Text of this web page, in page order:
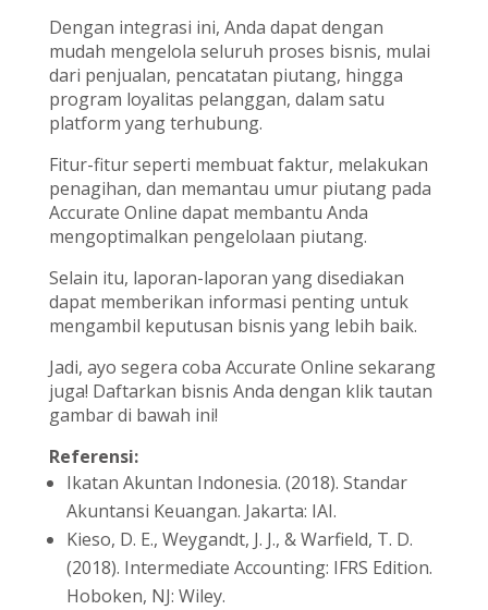
Dengan integrasi ini, Anda dapat dengan
mudah mengelola seluruh proses bisnis, mulai
dari penjualan, pencatatan piutang, hingga
program loyalitas pelanggan, dalam satu
platform yang terhubung.
Fitur-fitur seperti membuat faktur, melakukan
penagihan, dan memantau umur piutang pada
Accurate Online dapat membantu Anda
mengoptimalkan pengelolaan piutang.
Selain itu, laporan-laporan yang disediakan
dapat memberikan informasi penting untuk
mengambil keputusan bisnis yang lebih baik.
Jadi, ayo segera coba Accurate Online sekarang
juga! Daftarkan bisnis Anda dengan klik tautan
gambar di bawah ini!
Referensi:
Ikatan Akuntan Indonesia. (2018). Standar
Akuntansi Keuangan. Jakarta: IAI.
Kieso, D. E., Weygandt, J. J., & Warfield, T. D.
(2018). Intermediate Accounting: IFRS Edition.
Hoboken, NJ: Wiley.